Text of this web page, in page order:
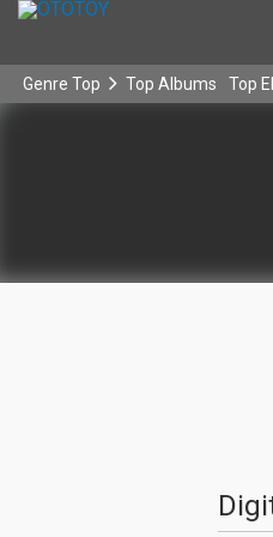
Genre Top Top Albums Top